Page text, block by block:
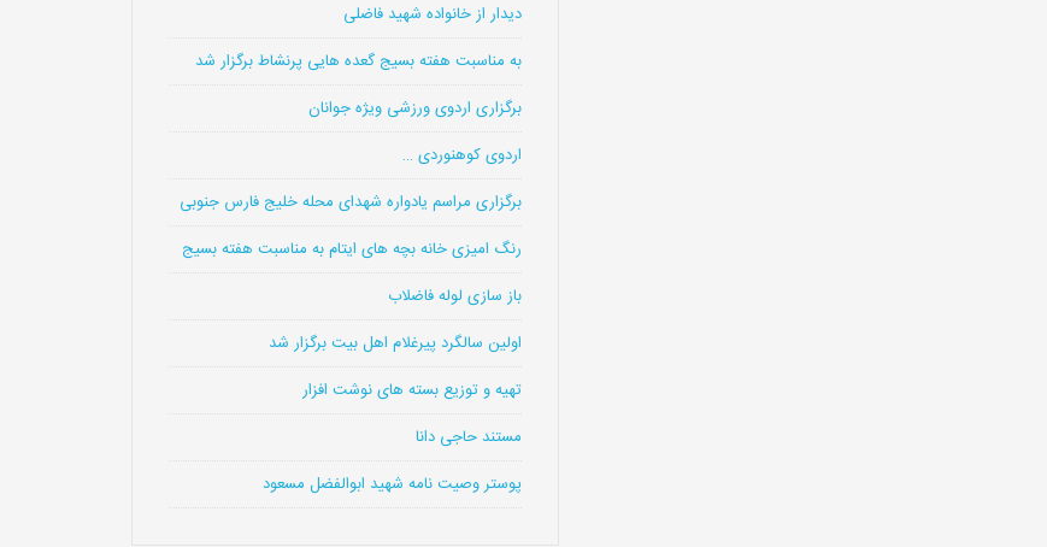
دیدار از خانواده شهید فاضلی
به مناسبت هفته بسیج گعده هایی پرنشاط برگزار شد
برگزاری اردوی ورزشی ویژه جوانان
اردوی کوهنوردی …
برگزاری مراسم یادواره شهدای محله خلیج فارس جنوبی
رنگ امیزی خانه بچه های ایتام به مناسبت هفته بسیج
باز سازی لوله فاضلاب
اولین سالگرد پیرغلام اهل بیت برگزار شد
تهیه و توزیع بسته های نوشت افزار
مستند حاجی دانا
پوستر وصیت نامه شهید ابوالفضل مسعود